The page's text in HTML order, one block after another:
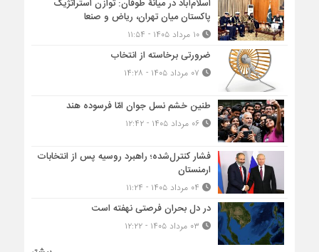
اسلام‌آباد در میانۀ طوفان: توازن استراتژیک
پاکستان میان تهران، ریاض و صنعا
۱۰ مرداد ۱۴۰۵ - ۱۱:۵۴
ضرورتی برخاسته از انتخاب
طنین خشم نسل جوان امّا فرسوده هند
۰۶ مرداد ۱۴۰۵ - ۱۲:۴۲
فشار کنترل‌شده؛ راهبرد روسیه پس از انتخابات
ارمنستان
در دل بحران فرصتی نهفته است